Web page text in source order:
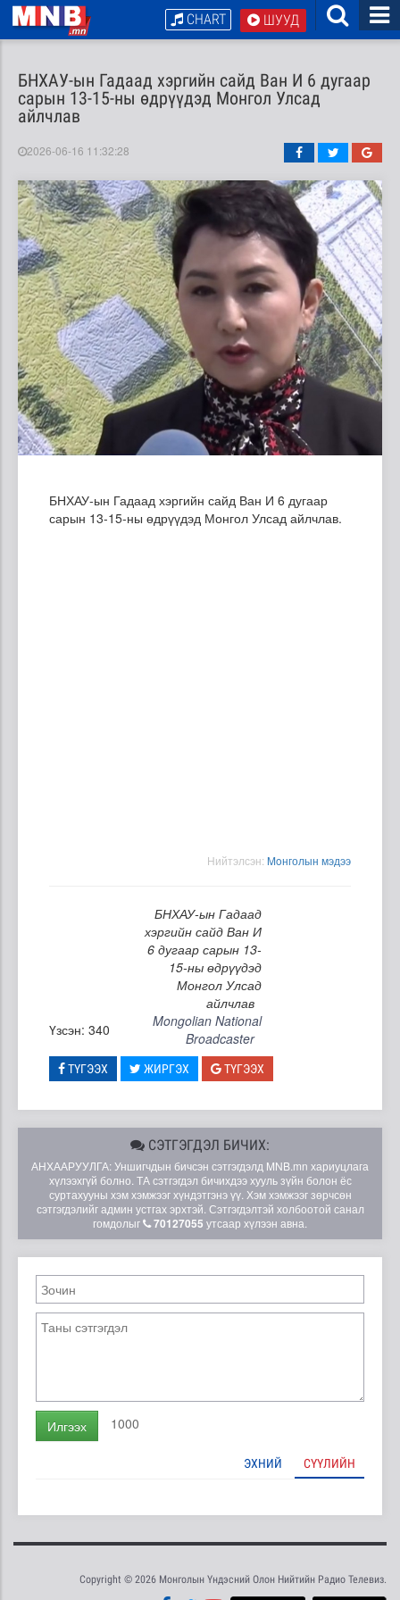
ШУУД
CHART
БНХАУ-ын Гадаад хэргийн сайд Ван И 6 дугаар
сарын 13-15-ны өдрүүдэд Монгол Улсад
айлчлав
2026-06-16 11:32:28
БНХАУ-ын Гадаад хэргийн сайд Ван И 6 дугаар
сарын 13-15-ны өдрүүдэд Монгол Улсад айлчлав.
Нийтэлсэн: Moнголын мэдээ
БНХАУ-ын Гадаад
хэргийн сайд Ван И
6 дугаар сарын 13-
15-ны өдрүүдэд
Монгол Улсад
айлчлав
Үзсэн: 340
Mongolian National
Broadcaster
ТҮГЭЭХ ЖИРГЭХ ТҮГЭЭХ
СЭТГЭГДЭЛ БИЧИХ:
АНХААРУУЛГА: Уншигчдын бичсэн сэтгэгдэлд MNB.mn хариуцлага
хүлээхгүй болно. ТА сэтгэгдэл бичихдээ хууль зүйн болон ёс
суртахууны хэм хэмжээг хүндэтгэнэ үү. Хэм хэмжээг зөрчсөн
сэтгэгдэлийг админ устгах эрхтэй. Сэтгэгдэлтэй холбоотой санал
гомдолыг
70127055 утсаар хүлээн авна.
Илгээх 1000
ЭХНИЙ СҮҮЛИЙН
Copyright © 2026 Монголын Үндэсний Олон Нийтийн Радио Телевиз.